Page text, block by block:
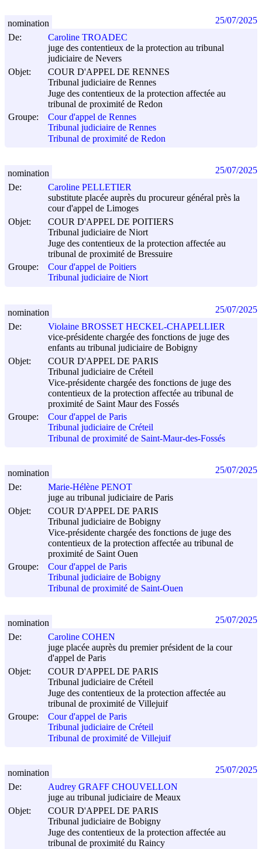
De:
Caroline TROADEC
juge des contentieux de la protection au tribunal
judiciaire de Nevers
Objet:
COUR D'APPEL DE RENNES
Tribunal judiciaire de Rennes
Juge des contentieux de la protection affectée au
tribunal de proximité de Redon
Groupe:
Cour d'appel de Rennes
Tribunal judiciaire de Rennes
Tribunal de proximité de Redon
nomination 25/07/2025
De:
Caroline PELLETIER
substitute placée auprès du procureur général près la
cour d'appel de Limoges
Objet:
COUR D'APPEL DE POITIERS
Tribunal judiciaire de Niort
Juge des contentieux de la protection affectée au
tribunal de proximité de Bressuire
Groupe:
Cour d'appel de Poitiers
Tribunal judiciaire de Niort
nomination 25/07/2025
De:
Violaine BROSSET HECKEL-CHAPELLIER
vice-présidente chargée des fonctions de juge des
enfants au tribunal judiciaire de Bobigny
Objet:
COUR D'APPEL DE PARIS
Tribunal judiciaire de Créteil
Vice-présidente chargée des fonctions de juge des
contentieux de la protection affectée au tribunal de
proximité de Saint Maur des Fossés
Groupe:
Cour d'appel de Paris
Tribunal judiciaire de Créteil
Tribunal de proximité de Saint-Maur-des-Fossés
nomination 25/07/2025
De:
Marie-Hélène PENOT
juge au tribunal judiciaire de Paris
Objet:
COUR D'APPEL DE PARIS
Tribunal judiciaire de Bobigny
Vice-présidente chargée des fonctions de juge des
contentieux de la protection affectée au tribunal de
proximité de Saint Ouen
Groupe:
Cour d'appel de Paris
Tribunal judiciaire de Bobigny
Tribunal de proximité de Saint-Ouen
nomination 25/07/2025
De:
Caroline COHEN
juge placée auprès du premier président de la cour
d'appel de Paris
Objet:
COUR D'APPEL DE PARIS
Tribunal judiciaire de Créteil
Juge des contentieux de la protection affectée au
tribunal de proximité de Villejuif
Groupe:
Cour d'appel de Paris
Tribunal judiciaire de Créteil
Tribunal de proximité de Villejuif
nomination 25/07/2025
De:
Audrey GRAFF CHOUVELLON
juge au tribunal judiciaire de Meaux
Objet:
COUR D'APPEL DE PARIS
Tribunal judiciaire de Bobigny
Juge des contentieux de la protection affectée au
tribunal de proximité du Raincy
nomination 25/07/2025